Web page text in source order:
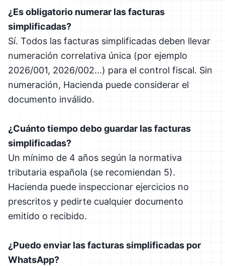
¿Es obligatorio numerar las facturas
simplificadas?
Sí. Todos las facturas simplificadas deben llevar
numeración correlativa única (por ejemplo
2026/001, 2026/002...) para el control fiscal. Sin
numeración, Hacienda puede considerar el
documento inválido.
¿Cuánto tiempo debo guardar las facturas
simplificadas?
Un mínimo de 4 años según la normativa
tributaria española (se recomiendan 5).
Hacienda puede inspeccionar ejercicios no
prescritos y pedirte cualquier documento
emitido o recibido.
¿Puedo enviar las facturas simplificadas por
WhatsApp?